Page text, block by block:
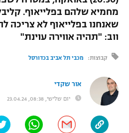
ברחבה
"מעל הליגה" – פודקאסט
"מחצית בשכונה" – פודקאסט
משתתפים וזוכים בפרסים
הפועל באר שבע
מכבי נתניה
בני יהודה
ליגה ברזילאית
אגרוף
ספורט אולימפי
UFC
היאבקות WWE
אופניים
ספורט מוטורי
מחמיא שלהם בפלייאוף.
שאנחנו בפלייאוף לא צריכה
ווב: "תהיה אווירה עוינת"
קבוצות: מכבי תל אביב בכדורסל
אור שקדי
יום שלישי, 08:38, 23.04.24